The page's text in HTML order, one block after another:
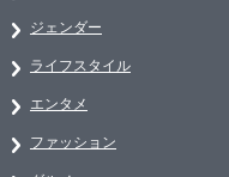
ジェンダー
ライフスタイル
エンタメ
ファッション